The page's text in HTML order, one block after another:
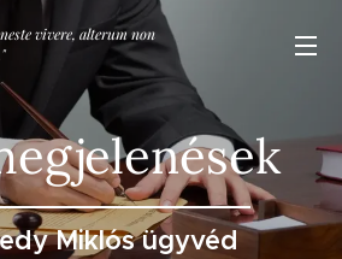
vivere, alterum non
Miklós ügyvéd